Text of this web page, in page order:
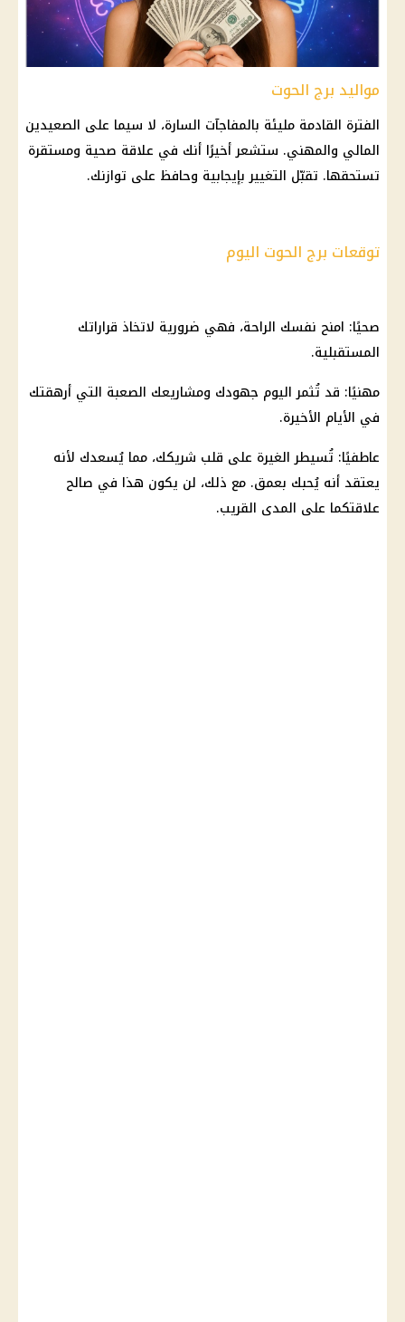
مواليد برج الحوت
الفترة القادمة مليئة بالمفاجآت السارة، لا سيما على الصعيدين
المالي والمهني. ستشعر أخيرًا أنك في علاقة صحية ومستقرة
تستحقها. تقبّل التغيير بإيجابية وحافظ على توازنك.
توقعات برج الحوت اليوم
صحيًا: امنح نفسك الراحة، فهي ضرورية لاتخاذ قراراتك
المستقبلية.
مهنيًا: قد تُثمر اليوم جهودك ومشاريعك الصعبة التي أرهقتك
في الأيام الأخيرة.
عاطفيًا: تُسيطر الغيرة على قلب شريكك، مما يُسعدك لأنه
يعتقد أنه يُحبك بعمق. مع ذلك، لن يكون هذا في صالح
علاقتكما على المدى القريب.